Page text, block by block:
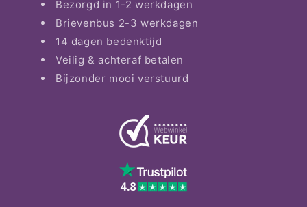
Bezorgd in 1-2 werkdagen
Brievenbus 2-3 werkdagen
14 dagen bedenktijd
Veilig & achteraf betalen
Bijzonder mooi verstuurd